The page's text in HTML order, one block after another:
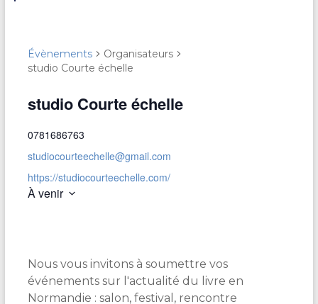
Évènements
Organisateurs
studio Courte échelle
studio Courte échelle
0781686763
studiocourteechelle@gmail.com
https://studiocourteechelle.com/
À venir
c
t
i
Nous vous invitons à soumettre vos
événements sur l'actualité du livre en
Normandie : salon, festival, rencontre